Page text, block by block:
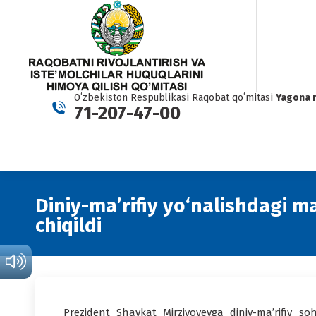
Oʻzbekiston Respublikasi Raqobat qoʻmitasi Yagona
71-207-47-00
Diniy-ma’rifiy yo‘nalishdagi
chiqildi
Prezident Shavkat Mirziyoyevga diniy-ma’rifiy